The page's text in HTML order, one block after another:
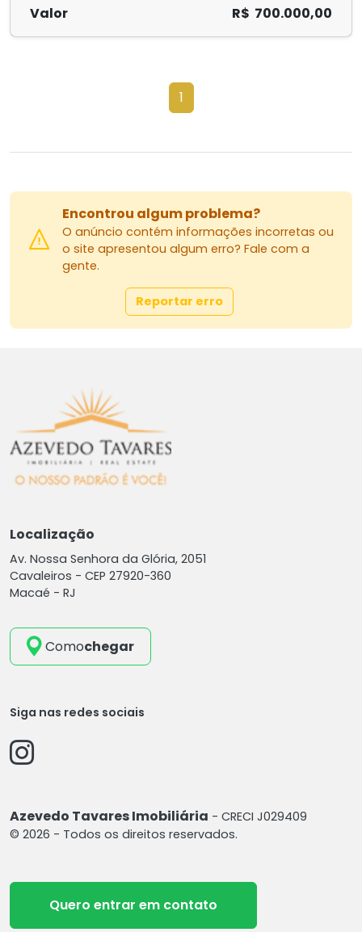
Valor R$ 700.000,00
1
Encontrou algum problema?
O anúncio contém informações incorretas ou
o site apresentou algum erro? Fale com a
gente.
Reportar erro
Localização
Av. Nossa Senhora da Glória, 2051
Cavaleiros - CEP 27920-360
Macaé - RJ
Comochegar
Siga nas redes sociais
Azevedo Tavares Imobiliária - CRECI J029409
© 2026 - Todos os direitos reservados.
Quero entrar em contato